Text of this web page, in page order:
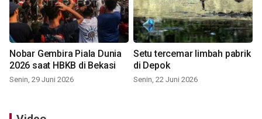
Nobar Gembira Piala Dunia
2026 saat HBKB di Bekasi
Senin, 29 Juni 2026
Setu tercemar limbah pabrik
di Depok
Senin, 22 Juni 2026